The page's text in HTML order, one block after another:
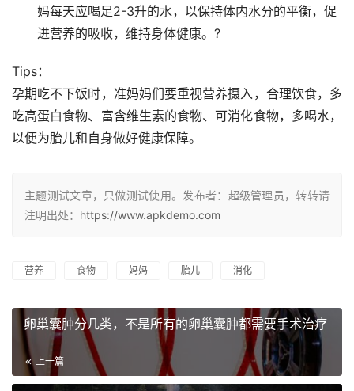
妈每天应喝足2-3升的水，以保持体内水分的平衡，促
进营养的吸收，维持身体健康。?
Tips：
孕期吃不下饭时，准妈妈们要重视营养摄入，合理饮食，多
吃高蛋白食物、富含维生素的食物、可消化食物，多喝水，
以便为胎儿和自身做好健康保障。
主题测试文章，只做测试使用。发布者：超级管理员，转转请
注明出处： https://www.apkdemo.com
营养 食物 妈妈 胎儿 消化
卵巢囊肿分几类，不是所有的卵巢囊肿都需要手术治疗
上一篇